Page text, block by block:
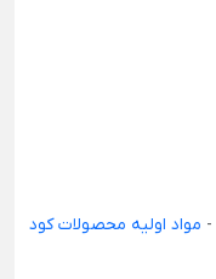
- مواد اولیه محصولات کود